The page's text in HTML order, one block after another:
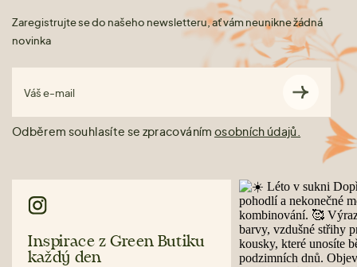
Zaregistrujte se do našeho newsletteru, ať vám neunikne žádná
novinka
Váš e-mail
Odběrem souhlasíte se zpracováním osobních údajů.
Inspirace z Green Butiku
každý den